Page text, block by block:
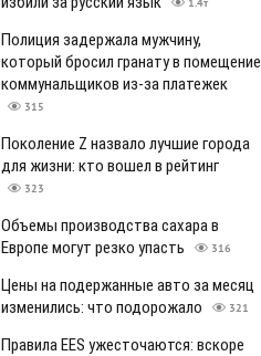
1.4т
Полиция задержала мужчину,
который бросил гранату в помещение
коммунальщиков из-за платежек
315
Поколение Z назвало лучшие города
для жизни: кто вошел в рейтинг
323
Объемы производства сахара в
Европе могут резко упасть
316
Цены на подержанные авто за месяц
изменились: что подорожало
321
Правила EES ужесточаются: вскоре